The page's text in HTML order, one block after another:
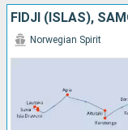
Norwegian Spirit